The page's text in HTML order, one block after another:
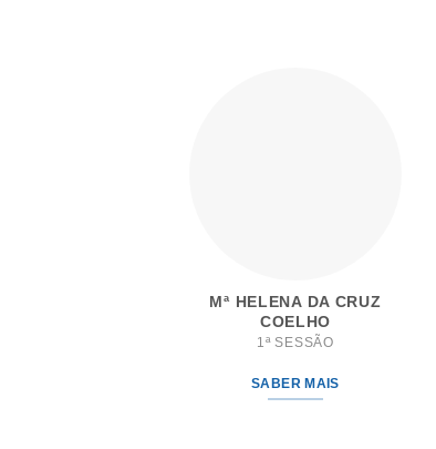
Mª HELENA DA CRUZ
COELHO
1ª SESSÃO
SABER MAIS